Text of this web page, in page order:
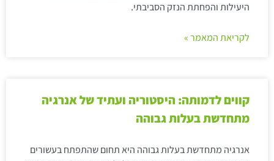
היעילות והפחתת הנזק הסביבתי.
לקריאת המאמר »
קווים לדמותה: היסטוריה ועתיד של אנרגיה
מתחדשת בעלות גבוהה
אנרגיה מתחדשת בעלות גבוהה היא תחום שהתפתח בעשורים